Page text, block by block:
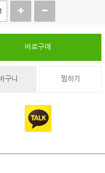
바로구매
구니 찜하기